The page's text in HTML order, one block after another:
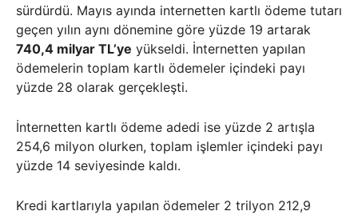
sürdürdü. Mayıs ayında internetten kartlı ödeme tutarı
geçen yılın aynı dönemine göre yüzde 19 artarak
740,4 milyar TL’ye yükseldi. İnternetten yapılan
ödemelerin toplam kartlı ödemeler içindeki payı
yüzde 28 olarak gerçekleşti.
İnternetten kartlı ödeme adedi ise yüzde 2 artışla
254,6 milyon olurken, toplam işlemler içindeki payı
yüzde 14 seviyesinde kaldı.
Kredi kartlarıyla yapılan ödemeler 2 trilyon 212,9